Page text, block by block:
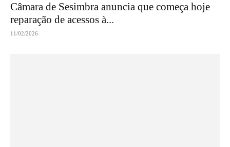
Câmara de Sesimbra anuncia que começa hoje
reparação de acessos à...
11/02/2026